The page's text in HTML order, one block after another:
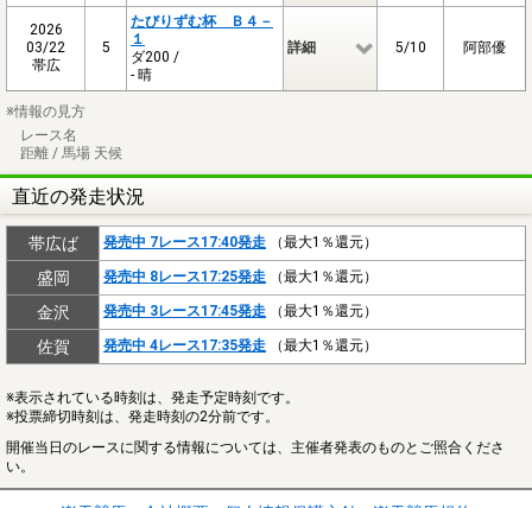
2026
03/22
帯広
5
たびりずむ杯 Ｂ４－
１
ダ200 /
- 晴
詳細 5/10 阿部優
※情報の見方
レース名
距離 / 馬場 天候
直近の発走状況
帯広ば 発売中 7レース17:40発走 （最大1％還元）
盛岡 発売中 8レース17:25発走 （最大1％還元）
金沢 発売中 3レース17:45発走 （最大1％還元）
佐賀 発売中 4レース17:35発走 （最大1％還元）
※表示されている時刻は、発走予定時刻です。
※投票締切時刻は、発走時刻の2分前です。
開催当日のレースに関する情報については、主催者発表のものとご照合くださ
い。